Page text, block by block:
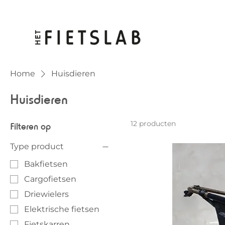
Home Huisdieren
Huisdieren
Filteren op
Type product
Bakfietsen
Cargofietsen
Driewielers
Elektrische fietsen
12 producten